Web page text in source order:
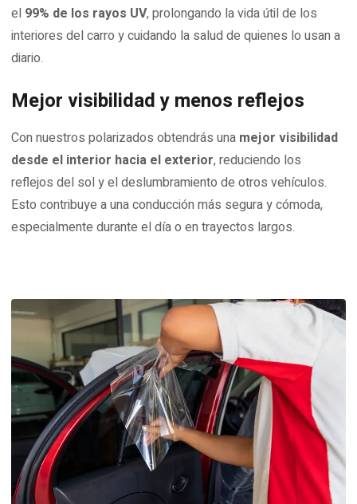
el 99% de los rayos UV, prolongando la vida útil de los
interiores del carro y cuidando la salud de quienes lo usan a
diario.
Mejor visibilidad y menos reflejos
Con nuestros polarizados obtendrás una mejor visibilidad
desde el interior hacia el exterior, reduciendo los
reflejos del sol y el deslumbramiento de otros vehículos.
Esto contribuye a una conducción más segura y cómoda,
especialmente durante el día o en trayectos largos.